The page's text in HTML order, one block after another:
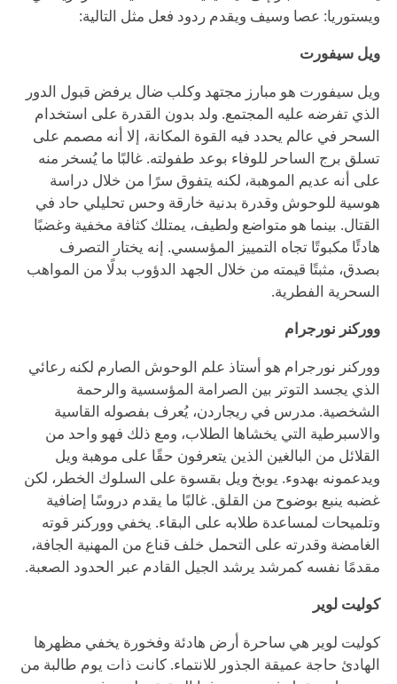
ويستوريا: عصا وسيف ويقدم ردود فعل مثل التالية:
ويل سيفورت
ويل سيفورت هو مبارز مجتهد وكلب ضال يرفض قبول الدور
الذي تفرضه عليه المجتمع. ولد بدون القدرة على استخدام
السحر في عالم يحدد فيه القوة المكانة، إلا أنه مصمم على
تسلق برج الساحر للوفاء بوعد طفولته. غالبًا ما يُسخر منه
على أنه عديم الموهبة، لكنه يتفوق سرًا من خلال دراسة
هوسية للوحوش وقدرة بدنية خارقة وحس تحليلي حاد في
القتال. بينما هو متواضع ولطيف، يمتلك كثافة مخفية وغضبًا
هادئًا مكبوتًا تجاه التمييز المؤسسي. إنه يختار التصرف
بصدق، مثبتًا قيمته من خلال الجهد الدؤوب بدلًا من المواهب
السحرية الفطرية.
ووركنر نورجرام
ووركنر نورجرام هو أستاذ علم الوحوش الصارم لكنه رعائي
الذي يجسد التوتر بين الصرامة المؤسسية والرحمة
الشخصية. مدرس في ريجاردن، يُعرف بفصوله القاسية
والاسبرطية التي يخشاها الطلاب، ومع ذلك فهو واحد من
القلائل من البالغين الذين يتعرفون حقًا على موهبة ويل
ويدعمونه بهدوء. يوبخ ويل بقسوة على السلوك الخطر، لكن
غضبه ينبع بوضوح من القلق. غالبًا ما يقدم دروسًا إضافية
وتلميحات لمساعدة طلابه على البقاء. يخفي ووركنر قوته
الغامضة وقدرته على التحمل خلف قناع من المهنية الجافة،
مقدمًا نفسه كمرشد يرشد الجيل القادم عبر الحدود الصعبة.
كوليت لوير
كوليت لوير هي ساحرة أرض هادئة وفخورة يخفي مظهرها
الهادئ حاجة عميقة الجذور للانتماء. كانت ذات يوم طالبة من